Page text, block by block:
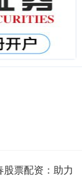
票配资：助力